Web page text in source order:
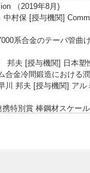
（2019年8月)
村保 [授与機関]
系合金のテーパ管曲
夫 [授与機関] 日本塑
金冷間鍛造における
川 邦夫 [授与機関] アル
特別賞 棒鋼材スケー